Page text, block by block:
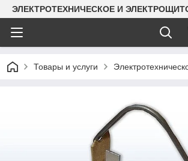
ЭЛЕКТРОТЕХНИЧЕСКОЕ И
Товары и услуги